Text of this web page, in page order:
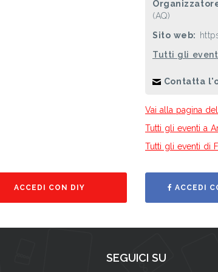
(AQ)
Sito web:
Tutti gli
Contatta
Vai alla pagina
Tutti gli eventi a
Tutti gli eventi di
ACCEDI CON DIY ACCEDI
SEGUICI SU